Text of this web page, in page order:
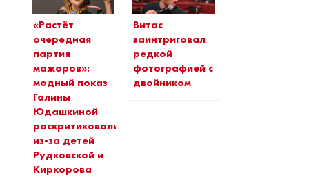
«Растёт
очередная
партия
мажоров»:
модный показ
Галины
Юдашкиной
раскритиковали
из-за детей
Рудковской и
Киркорова
Витас
заинтриговал
редкой
фотографией с
двойником